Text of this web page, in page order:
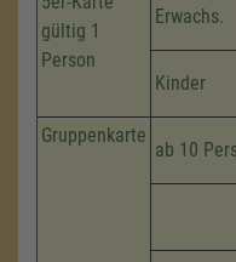
gültig 1
Person
Erwachs.
Kinder
Gruppenkarte
ab 10